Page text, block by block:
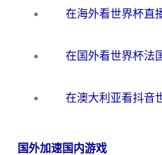
国外加速国内游戏